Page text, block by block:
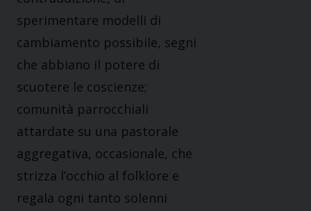
sperimentare modelli di
cambiamento possibile, segni
che abbiano il potere di
scuotere le coscienze;
comunità parrocchiali
attardate su una pastorale
aggregativa, occasionale, che
strizza l’occhio al folklore e
regala ogni tanto solenni